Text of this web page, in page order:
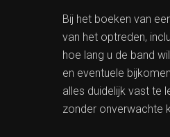
Bij het boeken van
van het optreden,
hoe lang u de band
en eventuele
alles duidelijk vast te
zonder onverwachte